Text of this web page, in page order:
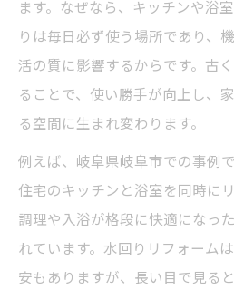
ます。なぜなら、キッチンや浴
りは毎日必ず使う場所であり、
活の質に影響するからです。古
ることで、使い勝手が向上し、
る空間に生まれ変わります。
例えば、岐阜県岐阜市での事例
住宅のキッチンと浴室を同時に
調理や入浴が格段に快適になっ
れています。水回りリフォーム
安もありますが、長い目で見る